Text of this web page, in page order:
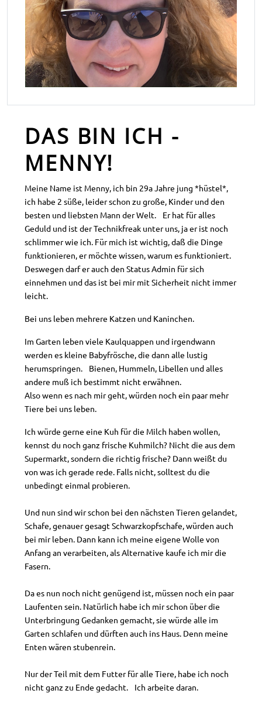
DAS BIN ICH -
MENNY!
Meine Name ist Menny, ich bin 29a Jahre jung *hüstel*,
ich habe 2 süße, leider schon zu große, Kinder und den
besten und liebsten Mann der Welt. Er hat für alles
Geduld und ist der Technikfreak unter uns, ja er ist noch
schlimmer wie ich. Für mich ist wichtig, daß die Dinge
funktionieren, er möchte wissen, warum es funktioniert.
Deswegen darf er auch den Status Admin für sich
einnehmen und das ist bei mir mit Sicherheit nicht immer
leicht.
Bei uns leben mehrere Katzen und Kaninchen.
Im Garten leben viele Kaulquappen und irgendwann
werden es kleine Babyfrösche, die dann alle lustig
herumspringen. Bienen, Hummeln, Libellen und alles
andere muß ich bestimmt nicht erwähnen.
Also wenn es nach mir geht, würden noch ein paar mehr
Tiere bei uns leben.
Ich würde gerne eine Kuh für die Milch haben wollen,
kennst du noch ganz frische Kuhmilch? Nicht die aus dem
Supermarkt, sondern die richtig frische? Dann weißt du
von was ich gerade rede. Falls nicht, solltest du die
unbedingt einmal probieren.
Und nun sind wir schon bei den nächsten Tieren gelandet,
Schafe, genauer gesagt Schwarzkopfschafe, würden auch
bei mir leben. Dann kann ich meine eigene Wolle von
Anfang an verarbeiten, als Alternative kaufe ich mir die
Fasern.
Da es nun noch nicht genügend ist, müssen noch ein paar
Laufenten sein. Natürlich habe ich mir schon über die
Unterbringung Gedanken gemacht, sie würde alle im
Garten schlafen und dürften auch ins Haus. Denn meine
Enten wären stubenrein.
Nur der Teil mit dem Futter für alle Tiere, habe ich noch
nicht ganz zu Ende gedacht. Ich arbeite daran.